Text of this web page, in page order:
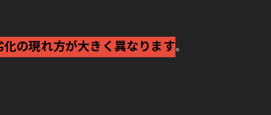
の現れ方が大きく異なります。